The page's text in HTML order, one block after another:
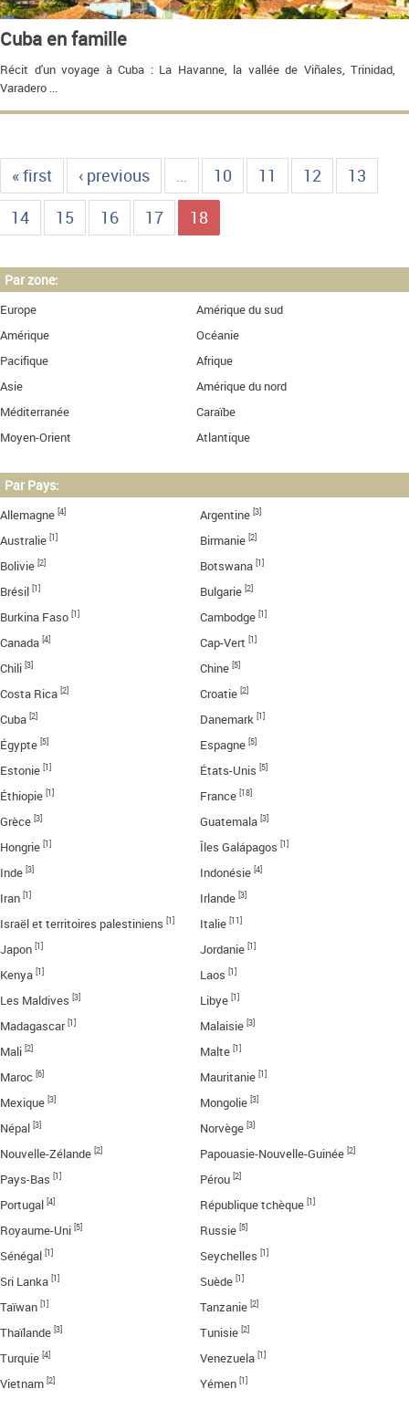
Cuba en famille
Récit d'un voyage à Cuba : La Havanne, la vallée de Viñales, Trinidad,
Varadero ...
« first ‹ previous … 10 11 12
13
14
15 16 17 18
Par zone:
Europe
Amérique du sud
Amérique
Océanie
Pacifique
Afrique
Asie
Amérique du nord
Méditerranée
Caraïbe
Moyen-Orient
Atlantique
Par Pays:
Allemagne [4] Argentine [3]
Australie [1] Birmanie [2]
Bolivie [2] Botswana [1]
Brésil [1] Bulgarie [2]
Burkina Faso [1] Cambodge [1]
Canada [4] Cap-Vert [1]
Chili [3] Chine [5]
Costa Rica [2] Croatie [2]
Cuba [2] Danemark [1]
Égypte [5] Espagne [5]
Estonie [1] États-Unis [5]
Éthiopie [1] France [18]
Grèce [3] Guatemala [3]
Hongrie [1] Îles Galápagos [1]
Inde [3] Indonésie [4]
Iran [1] Irlande [3]
Israël et territoires palestiniens [1] Italie [11]
Japon [1] Jordanie [1]
Kenya [1] Laos [1]
Les Maldives [3] Libye [1]
Madagascar [1] Malaisie [3]
Mali [2] Malte [1]
Maroc [6] Mauritanie [1]
Mexique [3] Mongolie [3]
Népal [3] Norvège [3]
Nouvelle-Zélande [2] Papouasie-Nouvelle-Guinée [2]
Pays-Bas [1] Pérou [2]
Portugal [4] République tchèque [1]
Royaume-Uni [5] Russie [5]
Sénégal [1] Seychelles [1]
Sri Lanka [1] Suède [1]
Taïwan [1] Tanzanie [2]
Thaïlande [3] Tunisie [2]
Turquie [4] Venezuela [1]
Vietnam [2] Yémen [1]